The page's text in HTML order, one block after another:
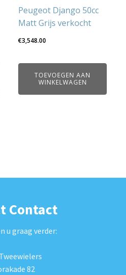
Peugeot Django 50cc
Matt Grijs verkocht
€3,548.00
TOEVOEGEN AAN
WINKELWAGEN
Contact
u graag verder:
82